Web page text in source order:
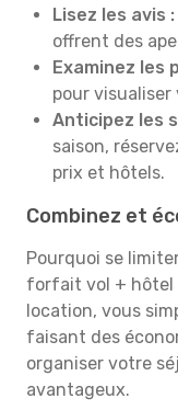
Lisez les avis :
offrent des
Examinez les
pour visualiser
Anticipez les
saison,
prix et hôtels.
Combinez et
Pourquoi se
forfait vol + hôtel
location, vous
faisant des
organiser votre
avantageux.